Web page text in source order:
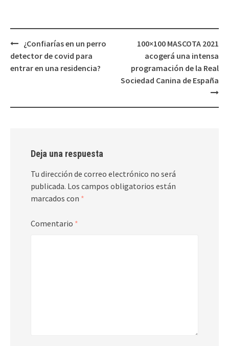
Navegación
de
entradas
¿Confiarías en un perro
detector de covid para
entrar en una residencia?
100×100 MASCOTA 2021
acogerá una intensa
programación de la Real
Sociedad Canina de España
Deja una respuesta
Tu dirección de correo electrónico no será
publicada. Los campos obligatorios están
marcados con *
Comentario *